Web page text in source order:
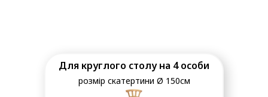
Для круглого столу на 4 особи
розмір скатертини Ø 150см